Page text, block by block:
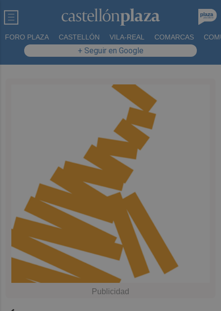
FORO PLAZA CASTELLÓN VILA-REAL COMARCAS
+ Seguir en Google